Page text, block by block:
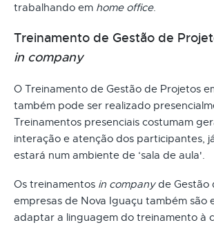
trabalhando em home office.
Treinamento de Gestão de
in company
O Treinamento de Gestão de Projetos
também pode ser realizado
Treinamentos presenciais costumam
interação e atenção dos participantes,
estará num ambiente de ‘sala de aula'.
Os treinamentos in companyde Gestão
empresas de Nova Iguaçu também são
adaptar a linguagem do treinamento à